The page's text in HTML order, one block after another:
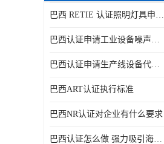
巴西 RETIE 认证照明灯具申请 RETIE 认证
巴西认证申请工业设备噪声控制认证规范
巴西认证申请生产线设备代理机构选择
巴西ART认证执行标准
巴西NR认证对企业有什么要求
巴西认证怎么做 强力吸引海外投资